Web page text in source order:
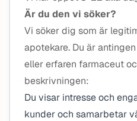
Är du den vi söker?
Vi söker dig som är
apotekare. Du är
eller erfaren farmaceut
beskrivningen:
Du visar intresse och
kunder och samarbetar